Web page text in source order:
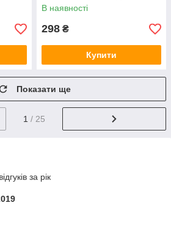
В наявності
298 ₴
Купити
Показати ще
1 / 25
за рік